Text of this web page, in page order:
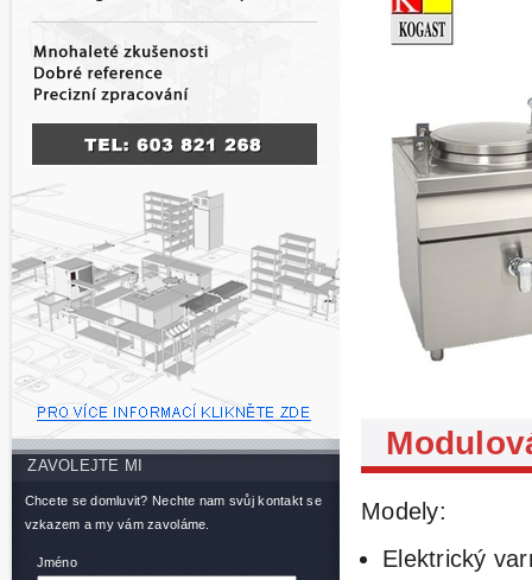
ZAVOLEJTE MI
Chcete se domluvit? Nechte nam svůj kontakt se
vzkazem a my vám zavoláme.
Jméno
Modely:
Elektrický